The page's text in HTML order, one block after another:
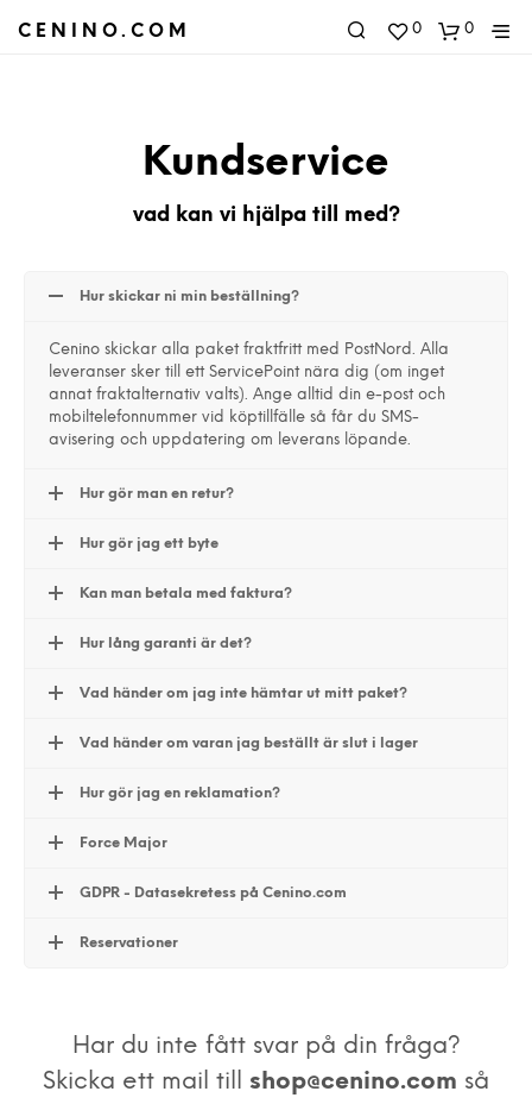
CENINO.COM 0 0
Kundservice
vad kan vi hjälpa till med?
Hur skickar ni min beställning?
Cenino skickar alla paket fraktfritt med PostNord. Alla
leveranser sker till ett ServicePoint nära dig (om inget
annat fraktalternativ valts). Ange alltid din e-post och
mobiltelefonnummer vid köptillfälle så får du SMS-
avisering och uppdatering om leverans löpande.
Hur gör man en retur?
Hur gör jag ett byte
Kan man betala med faktura?
Hur lång garanti är det?
Vad händer om jag inte hämtar ut mitt paket?
Vad händer om varan jag beställt är slut i lager
Hur gör jag en reklamation?
Force Major
GDPR - Datasekretess på Cenino.com
Reservationer
Har du inte fått svar på din fråga?
Skicka ett mail till shop@cenino.com så